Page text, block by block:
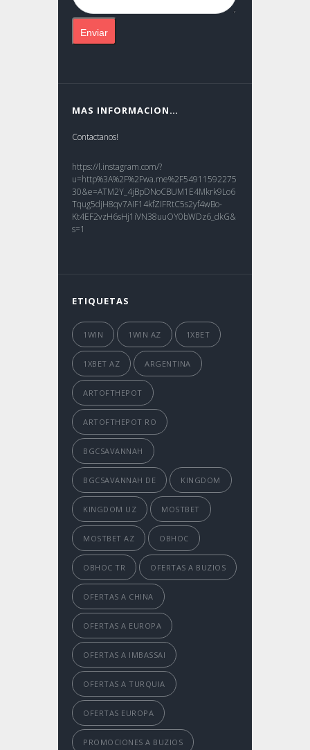
MAS INFORMACION…
Contactanos!
https://l.instagram.com/?
u=http%3A%2F%2Fwa.me%2F54911592275
30&e=ATM2Y_4jBpDNoCBUM1E4Mkrk9Lo6
Tqug5djH8qv7AIF14kfZIFRtC5s2yf4wBo-
Kt4EF2vzH6sHj1iVN38uuOY0bWDz6_dkG&
s=1
ETIQUETAS
1WIN 1WIN AZ 1XBET
1XBET AZ ARGENTINA
ARTOFTHEPOT
ARTOFTHEPOT RO
BGCSAVANNAH
BGCSAVANNAH DE KINGDOM
KINGDOM UZ MOSTBET
MOSTBET AZ OBHOC
OBHOC TR OFERTAS A BUZIOS
OFERTAS A CHINA
OFERTAS A EUROPA
OFERTAS A IMBASSAI
OFERTAS A TURQUIA
OFERTAS EUROPA
PROMOCIONES A BUZIOS